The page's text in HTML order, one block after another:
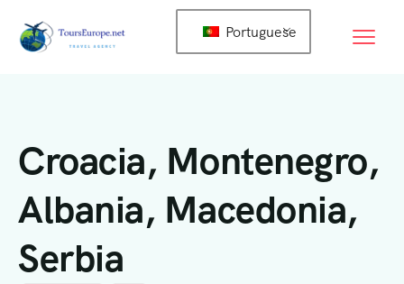
Portuguese
Croacia, Montenegro,
Albania, Macedonia,
Serbia